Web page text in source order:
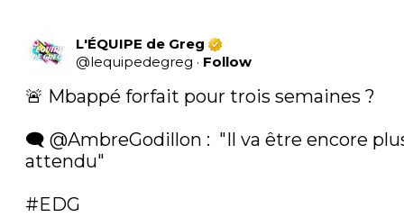
L'ÉQUIPE de Greg
@lequipedegreg · Follow
🚨 Mbappé forfait pour trois semaines ?
🗨️ @AmbreGodillon :  "Il va être encore
attendu"
#EDG